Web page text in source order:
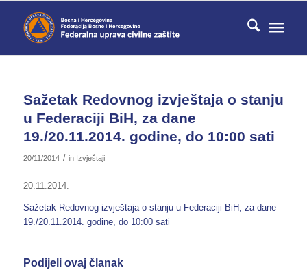
Sažetak Redovnog izvještaja o stanju
u Federaciji BiH, za dane
19./20.11.2014. godine, do 10:00 sati
20/11/2014 / in Izvještaji
20.11.2014.
Sažetak Redovnog izvještaja o stanju u Federaciji BiH, za dane
19./20.11.2014. godine, do 10:00 sati
Podijeli ovaj članak